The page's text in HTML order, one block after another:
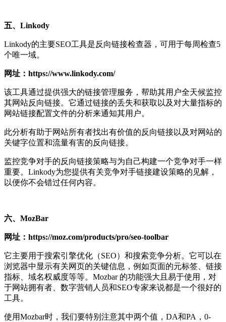
五、Linkody
Linkody的主要SEO工具是反向链接检查器，可用于每周检查5
个唯一域。
网址：https://www.linkody.com/
该工具通过提供强大的链接管理服务，帮助其用户全天候监控
其网站反向链接。它通过链接的丢失和获取以及对大量指标的
网站链接配置文件的分析来通知其用户。
此分析有助于网站所有者找出有价值的反向链接以及对网站的
关键字位置和流量有害的反向链接。
监控竞争对手的反向链接策略与为自己构建一个竞争对手一样
重要。Linkody为您提供有关竞争对手链接建设策略的见解，
以便你不会错过任何内容。
六、MozBar
网址：https://moz.com/products/pro/seo-toolbar
它主要用于搜索引擎优化（SEO）和搜索竞争分析。它可以在
浏览器中显示有关网页的关键信息，例如页面的元标签、链接
指标、域名权威度等等。Mozbar 的功能强大且易于使用，对
于网站拥有者、数字营销人员和SEO专家来说都是一个很好的
工具。
使用Mozbar时，我们要特别注意其中两个值，DA和PA，0-